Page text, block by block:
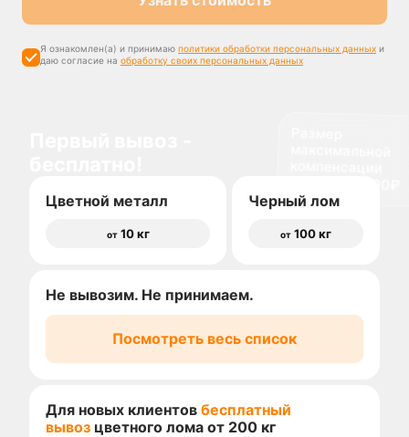
Я ознакомлен(а) и принимаю политики обработки персональных данных и
даю согласие на обработку своих персональных данных
Цветной металл
от10 кг
Черный лом
от 100 кг
Не вывозим. Не принимаем.
Посмотреть весь список
Для новых клиентов бесплатный
вывоз цветного лома от 200 кг